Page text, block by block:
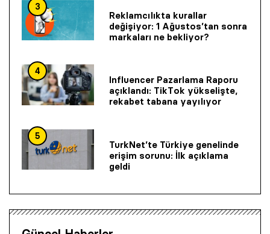
3
Reklamcılıkta kurallar
değişiyor: 1 Ağustos’tan sonra
markaları ne bekliyor?
4
Influencer Pazarlama Raporu
açıklandı: TikTok yükselişte,
rekabet tabana yayılıyor
5
TurkNet’te Türkiye genelinde
erişim sorunu: İlk açıklama
geldi